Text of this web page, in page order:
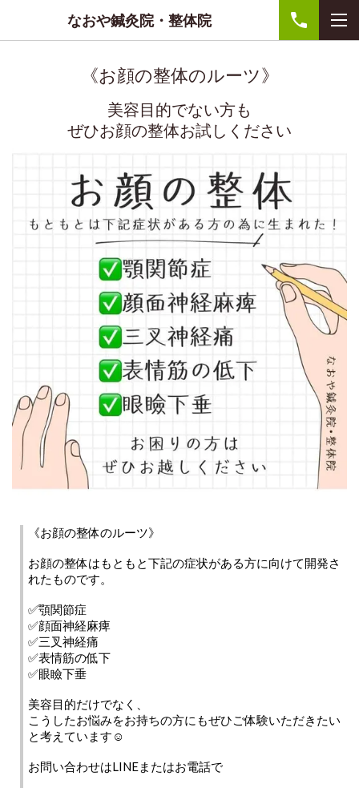
なおや鍼灸院・整体院
《お顔の整体のルーツ》
美容目的でない方も
ぜひお顔の整体お試しください
《お顔の整体のルーツ》
お顔の整体はもともと下記の症状がある方に向けて開発さ
れたものです。
✅顎関節症
✅顔面神経麻痺
✅三叉神経痛
✅表情筋の低下
✅眼瞼下垂
美容目的だけでなく、
こうしたお悩みをお持ちの方にもぜひご体験いただきたい
と考えています☺️
お問い合わせはLINEまたはお電話で